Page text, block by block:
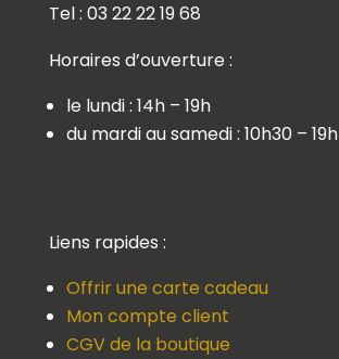
Tel : 03 22 22 19 68
Horaires d’ouverture :
le lundi : 14h – 19h
du mardi au samedi : 10h30 – 19h
Liens rapides :
Offrir une carte cadeau
Mon compte client
CGV de la boutique